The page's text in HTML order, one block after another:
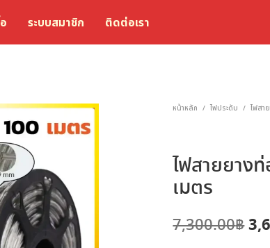
ระบบสมาชิก ติดต่อเรา
หน้าหลัก / ไฟประดับ / ไฟสา
ไฟสายยาง
เมตร
7,300.00฿